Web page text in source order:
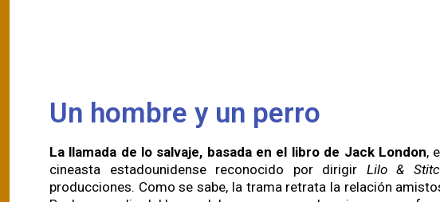
Un hombre y un perro
La llamada de lo salvaje, basada en el libro de Jack London,
cineasta estadounidense reconocido por dirigir Lilo &
producciones. Como se sabe, la trama retrata la relación